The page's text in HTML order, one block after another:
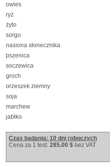
owies
ryż
żyto
sorgo
nasiona słonecznika
pszenica
soczewica
groch
orzeszek ziemny
soja
marchew
jabłko
Czas badania: 10 dni roboczych
Cena za 1 test: 285.00 $ bez VAT